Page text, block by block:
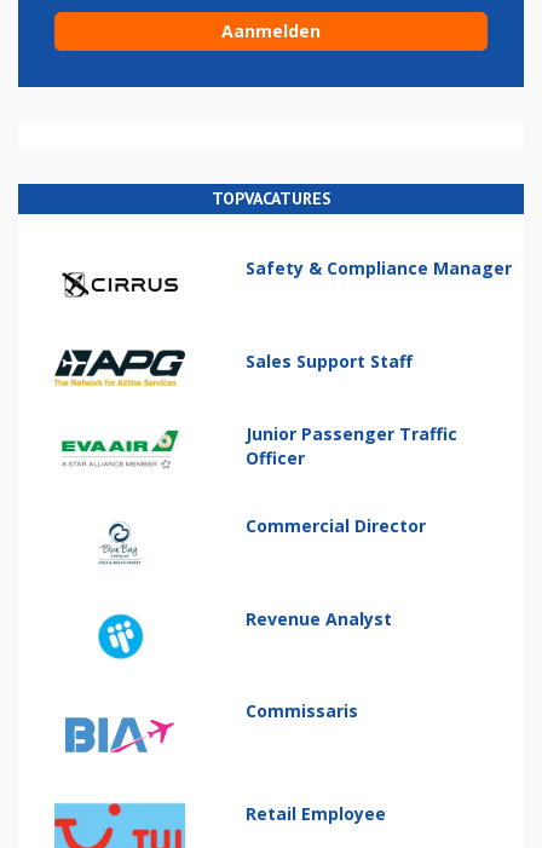
TOPVACATURES
Safety & Compliance Manager
Sales Support Staff
Junior Passenger Traffic
Officer
Commercial Director
Revenue Analyst
Commissaris
Retail Employee